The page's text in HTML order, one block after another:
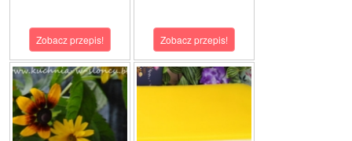
Zobacz przepis! Zobacz przepis!